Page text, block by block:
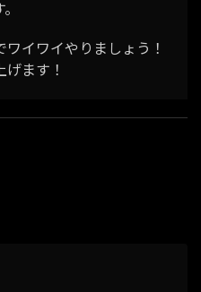
イワイやりましょう！
ます！